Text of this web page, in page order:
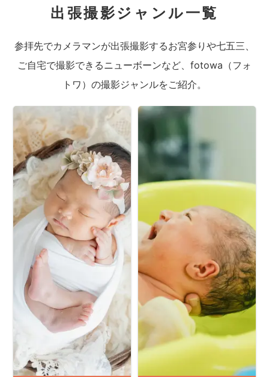
出張撮影ジャンル一覧
参拝先でカメラマンが出張撮影するお宮参りや七五三、
ご自宅で撮影できるニューボーンなど、fotowa（フォ
トワ）の撮影ジャンルをご紹介。